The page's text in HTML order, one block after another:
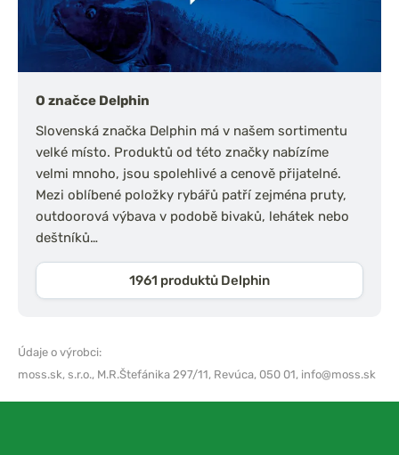
O značce Delphin
Slovenská značka Delphin má v našem sortimentu
velké místo. Produktů od této značky nabízíme
velmi mnoho, jsou spolehlivé a cenově přijatelné.
Mezi oblíbené položky rybářů patří zejména pruty,
outdoorová výbava v podobě bivaků, lehátek nebo
deštníků…
1961 produktů Delphin
Údaje o výrobci:
moss.sk, s.r.o., M.R.Štefánika 297/11, Revúca, 050 01, info@moss.sk